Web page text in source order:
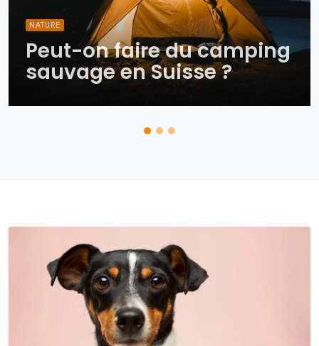
NATURE
Peut-on faire du camping
sauvage en Suisse ?